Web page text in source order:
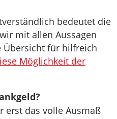
bedeutet die
mit allen Aussagen
Übersicht für hilfreich
Möglichkeit der
erst das volle Ausmaß